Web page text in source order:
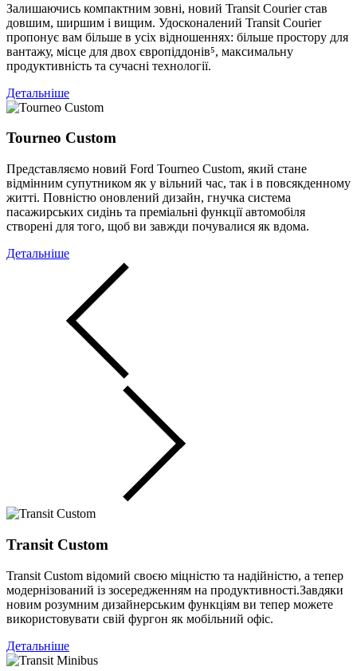
Залишаючись компактним зовні, новий Transit Courier став
довшим, ширшим і вищим. Удосконалений Transit Courier
пропонує вам більше в усіх відношеннях: більше простору для
вантажу, місце для двох європіддонів⁵, максимальну
продуктивність та сучасні технології.
Детальніше
Tourneo Custom
Представляємо новий Ford Tourneo Custom, який стане
відмінним супутником як у вільний час, так і в повсякденному
житті. Повністю оновлений дизайн, гнучка система
пасажирських сидінь та преміальні функції автомобіля
створені для того, щоб ви завжди почувалися як вдома.
Детальніше
Transit Custom
Transit Custom відомий своєю міцністю та надійністю, а тепер
модернізований із зосередженням на продуктивності.Завдяки
новим розумним дизайнерським функціям ви тепер можете
використовувати свій фургон як мобільний офіс.
Детальніше